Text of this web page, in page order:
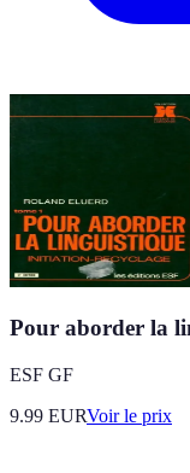
Pour aborder la
ESF GF
9.99 EURVoir le prix